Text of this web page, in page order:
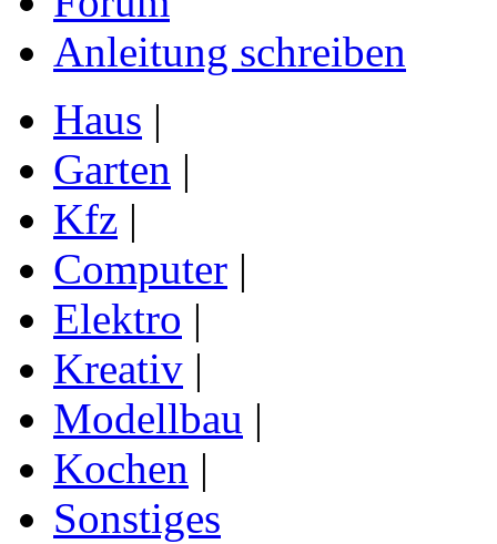
Anleitung schreiben
Haus |
Garten |
Kfz |
Computer |
Elektro |
Kreativ |
Modellbau |
Kochen |
Sonstiges